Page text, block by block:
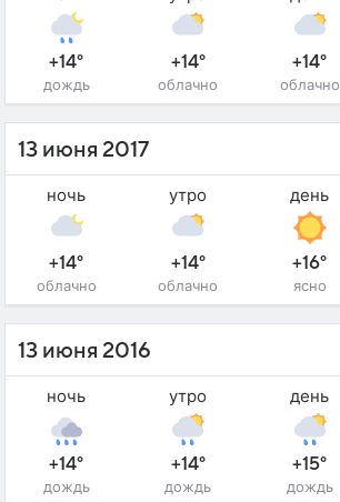
+14°
дождь
+14°
облачно
+14°
облачно
13 июня 2017
ночь
+14°
облачно
утро
+14°
облачно
день
+16°
ясно
13 июня 2016
ночь
+14°
дождь
утро
+14°
дождь
день
+15°
дождь